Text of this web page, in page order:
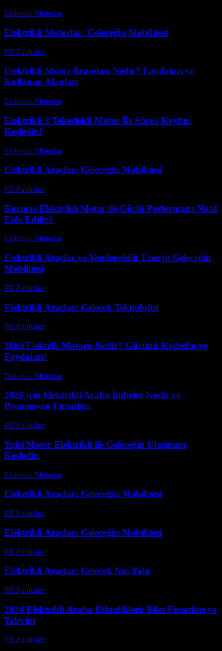
Elektrikli Motorlar-
Elektrikli Motorlar: Geleceğin Mobilitesi
PR Publisher-
Elektrikli Motor Brandası Nedir? Faydaları ve
Kullanım Alanları
Elektrikli Motorlar-
Elektrikli 3 Tekerlekli Motor İle Sürüş Keyfini
Keşfedin!
Elektrikli Motorlar-
Elektrikli Araçlar: Geleceğin Mobilitesi
PR Publisher-
Kormas Elektrikli Motor ile Güçlü Performans Nasıl
Elde Edilir?
Elektrikli Motorlar-
Elektrikli Araçlar ve Yenilenebilir Enerji: Geleceğin
Mobilitesi
PR Publisher-
Elektrikli Araçlar: Gelecek Teknolojisi
PR Publisher-
Mini Elektrik Motoru Nedir? Gücünü Keşfedin ve
Faydaları!
Elektrikli Motorlar-
2026 için Elektrikli Araba İndirim Kodu ve
Promosyon Fırsatları
PR Publisher-
Yuki Motor Elektrikli ile Geleceğin Ulaşımını
Keşfedin
Elektrikli Motorlar-
Elektrikli Araçlar: Geleceğin Mobilitesi
PR Publisher-
Elektrikli Araçlar: Geleceğin Mobilitesi
PR Publisher-
Elektrikli Araçlar: Gelecek Nın Yolu
PR Publisher-
2024 Elektrikli Araba Etkinlikleri: Bilet Fırsatları ve
Takvim
PR Publisher-